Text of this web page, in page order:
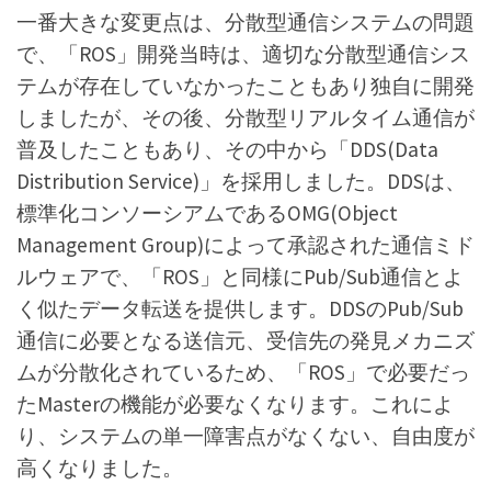
一番大きな変更点は、分散型通信システムの問題
で、「ROS」開発当時は、適切な分散型通信シス
テムが存在していなかったこともあり独自に開発
しましたが、その後、分散型リアルタイム通信が
普及したこともあり、その中から「DDS(Data
Distribution Service)」を採用しました。DDSは、
標準化コンソーシアムであるOMG(Object
Management Group)によって承認された通信ミド
ルウェアで、「ROS」と同様にPub/Sub通信とよ
く似たデータ転送を提供します。DDSのPub/Sub
通信に必要となる送信元、受信先の発見メカニズ
ムが分散化されているため、「ROS」で必要だっ
たMasterの機能が必要なくなります。これによ
り、システムの単一障害点がなくない、自由度が
高くなりました。